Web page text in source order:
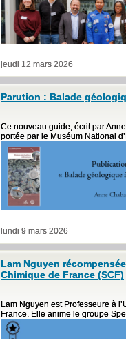
jeudi 12 mars 2026
Parution : Balade
Ce nouveau guide, écrit par
portée par le Muséum National
lundi 9 mars 2026
Lam Nguyen
Chimique de France (SCF)
Lam Nguyen est Professeure à
France. Elle anime le groupe